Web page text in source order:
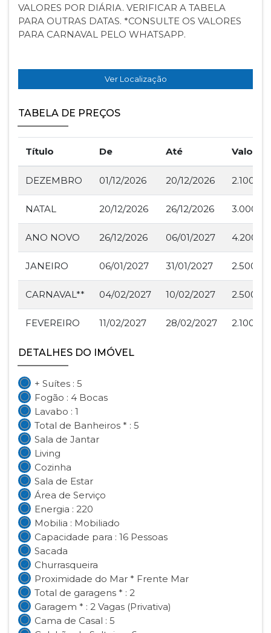
VALORES POR DIÁRIA. VERIFICAR A TABELA
PARA OUTRAS DATAS. *CONSULTE OS VALORES
PARA CARNAVAL PELO WHATSAPP.
Ver Localização
TABELA DE PREÇOS
Título De Até Valor
DEZEMBRO 01/12/2026 20/12/2026 2.100,00
NATAL 20/12/2026 26/12/2026 3.000,00
ANO NOVO 26/12/2026 06/01/2027 4.200,00
JANEIRO 06/01/2027 31/01/2027 2.500,00
CARNAVAL** 04/02/2027 10/02/2027 2.500,00
FEVEREIRO 11/02/2027 28/02/2027 2.100,00
DETALHES DO IMÓVEL
+ Suítes : 5
Fogão : 4 Bocas
Lavabo : 1
Total de Banheiros * : 5
Sala de Jantar
Living
Cozinha
Sala de Estar
Área de Serviço
Energia : 220
Mobilia : Mobiliado
Capacidade para : 16 Pessoas
Sacada
Churrasqueira
Proximidade do Mar * Frente Mar
Total de garagens * : 2
Garagem * : 2 Vagas (Privativa)
Cama de Casal : 5